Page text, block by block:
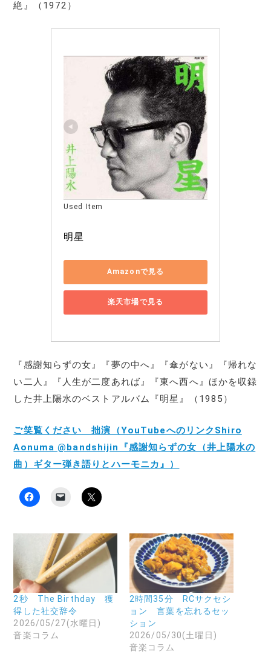
絶』（1972）
Used Item
明星
Amazonで見る
楽天市場で見る
『感謝知らずの女』『夢の中へ』『傘がない』『帰れな
い二人』『人生が二度あれば』『東へ西へ』ほかを収録
した井上陽水のベストアルバム『明星』（1985）
ご笑覧ください 拙演（YouTubeへのリンクShiro
Aonuma @bandshijin『感謝知らずの女（井上陽水の
曲）ギター弾き語りとハーモニカ』）
F
a
o
で
共
有
す
る
に
は
ク
リ
ッ
ク
て
友
達
に
メ
ー
ル
で
リ
ン
ク
を
送
ク
リ
て
X
で
共
有
い
ウ
ン
ド
2秒 The Birthday 獲
得した社交辞令
2026/05/27(水曜日)
音楽コラム
2時間35分 RCサクセシ
ョン 言葉を忘れるセッ
ション
2026/05/30(土曜日)
音楽コラム